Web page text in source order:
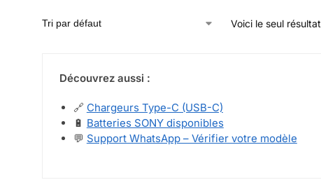
Voici le seul résultat
Découvrez aussi :
🔗 Chargeurs Type-C (USB-C)
🔋 Batteries SONY disponibles
💬 Support WhatsApp – Vérifier votre modèle